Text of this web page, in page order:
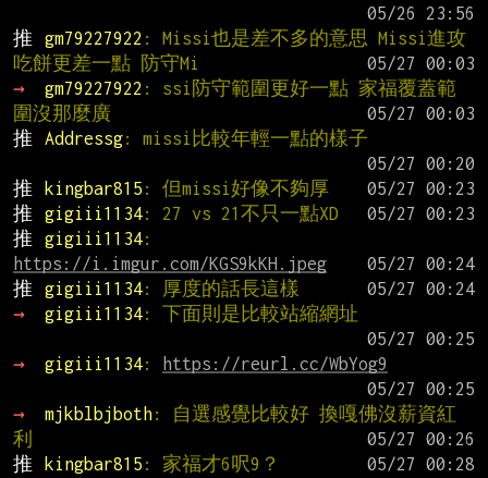
推
gm79227922 : Missi也是差不多的意思 Missi進攻
吃餅更差一點 防守Mi
→
gm79227922 : ssi防守範圍更好一點 家福覆蓋範
圍沒那麼廣
推
Addressg: missi比較年輕一點的樣子
推
kingbar815 : 但missi好像不夠厚
推
gigiii1134: 27 vs 21不只一點XD
推
gigiii1134
https://i.imgur.com/KGS9kKH.jpeg
推
gigiii1134: 厚度的話長這樣
→
gigiii1134: 下面則是比較站縮網址
→
gigiii1134:
https://reurl.cc/WbYog9
→
mjkblbjboth: 自選感覺比較好 換嘎佛沒薪資紅
利
推
kingbar815 : 家福才6呎9？